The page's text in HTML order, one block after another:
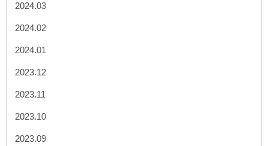
2024.03
2024.02
2024.01
2023.12
2023.11
2023.10
2023.09